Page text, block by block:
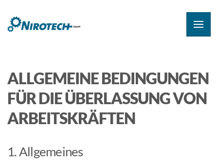
ALLGEMEINE BEDINGUNGEN
FÜR DIE ÜBERLASSUNG VON
ARBEITSKRÄFTEN
1. Allgemeines